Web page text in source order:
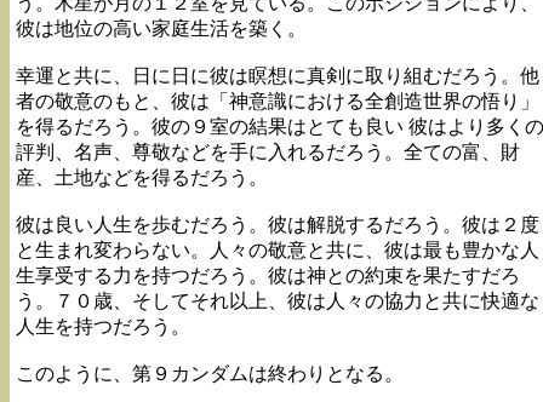
彼は地位の高い家庭生活を築く。
幸運と共に、日に日に彼は瞑想に真剣に取り組むだろう。他
者の敬意のもと、彼は「神意識における全創造世界の悟り」
を得るだろう。彼の９室の結果はとても良い 彼はより多くの
評判、名声、尊敬などを手に入れるだろう。全ての富、財
産、土地などを得るだろう。
彼は良い人生を歩むだろう。彼は解脱するだろう。彼は２度
と生まれ変わらない。人々の敬意と共に、彼は最も豊かな人
生享受する力を持つだろう。彼は神との約束を果たすだろ
う。７０歳、そしてそれ以上、彼は人々の協力と共に快適な
人生を持つだろう。
このように、第９カンダムは終わりとなる。